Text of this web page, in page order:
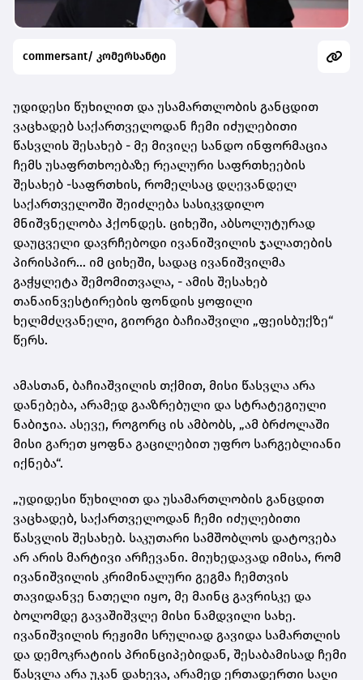
commersant/ კომერსანტი
უდიდესი წუხილით და უსამართლობის განცდით
ვაცხადებ საქართველოდან ჩემი იძულებითი
წასვლის შესახებ - მე მივიღე სანდო ინფორმაცია
ჩემს უსაფრთხოებაზე რეალური საფრთხეების
შესახებ -საფრთხის, რომელსაც დღევანდელ
საქართველოში შეიძლება სასიკვდილო
მნიშვნელობა ჰქონდეს. ციხეში, აბსოლუტურად
დაუცველი დავრჩებოდი ივანიშვილის ჯალათების
პირისპირ… იმ ციხეში, სადაც ივანიშვილმა
გაჭყლეტა შემომითვალა, - ამის შესახებ
თანაინვესტირების ფონდის ყოფილი
ხელმძღვანელი, გიორგი ბაჩიაშვილი „ფეისბუქზე“
წერს.
ამასთან, ბაჩიაშვილის თქმით, მისი წასვლა არა
დანებება, არამედ გააზრებული და სტრატეგიული
ნაბიჯია. ასევე, როგორც ის ამბობს, „ამ ბრძოლაში
მისი გარეთ ყოფნა გაცილებით უფრო სარგებლიანი
იქნება“.
„უდიდესი წუხილით და უსამართლობის განცდით
ვაცხადებ, საქართველოდან ჩემი იძულებითი
წასვლის შესახებ. საკუთარი სამშობლოს დატოვება
არ არის მარტივი არჩევანი. მიუხედავად იმისა, რომ
ივანიშვილის კრიმინალური გეგმა ჩემთვის
თავიდანვე ნათელი იყო, მე მაინც გავრისკე და
ბოლომდე გავაშიშვლე მისი ნამდვილი სახე.
ივანიშვილის რეჟიმი სრულიად გავიდა სამართლის
და დემოკრატიის პრინციპებიდან, შესაბამისად ჩემი
წასვლა არა უკან დახევა, არამედ ერთადერთი საღი